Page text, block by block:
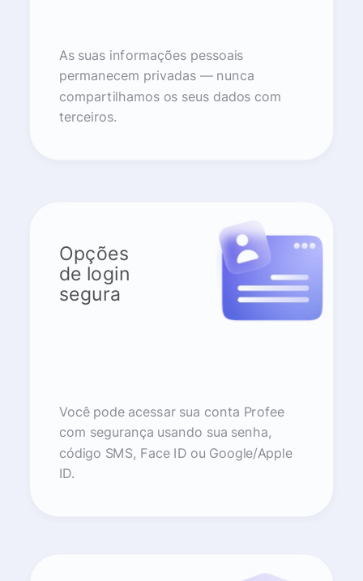
As suas informações pessoais
permanecem privadas — nunca
compartilhamos os seus dados com
terceiros.
Opções
de login
segura
Você pode acessar sua conta Profee
com segurança usando sua senha,
código SMS, Face ID ou Google/Apple
ID.